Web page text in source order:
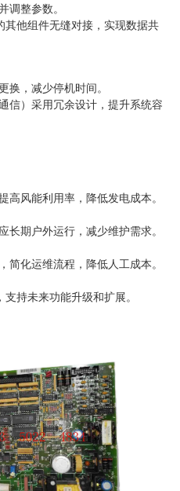
调整参数。
他组件无缝对接，实现数据共
换，减少停机时间。
信）采用冗余设计，提升系统容
风能利用率，降低发电成本。
期户外运行，减少维护需求。
化运维流程，降低人工成本。
持未来功能升级和扩展。